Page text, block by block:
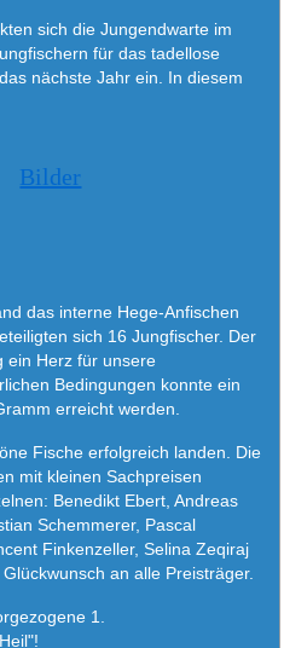
sich die Jungendwarte im
für das tadellose
nächste Jahr ein. In diesem
Bilder
das interne Hege-Anfischen
sich 16 Jungfischer. Der
ein Herz für unsere
Bedingungen konnte ein
erreicht werden.
Fische erfolgreich landen. Die
mit kleinen Sachpreisen
Benedikt Ebert, Andreas
Schemmerer, Pascal
Finkenzeller, Selina Zeqiraj
an alle Preisträger.
1.